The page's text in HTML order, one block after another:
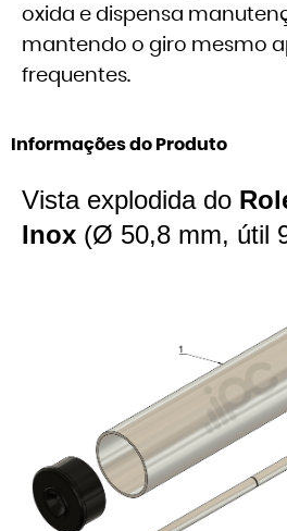
oxida e dispensa
mantendo o giro mesmo
frequentes.
Informações do Produto
Vista explodida do
Inox (Ø 50,8 mm, útil